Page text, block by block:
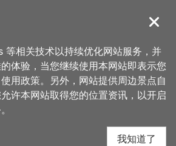
導覽
、购物 > 这一锅皇室秘藏锅物
室秘藏锅物 周
关闭
相关技术以持续优化网站服务，并
体验，当您继续使用本网站即表示您
用政策。另外，网站提供周边景点自
许本网站取得您的位置资讯，以开启
我知道了